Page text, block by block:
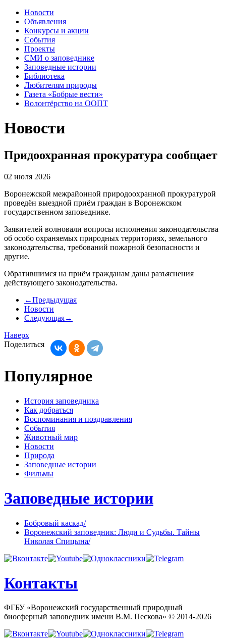
Новости
Объявления
Конкурсы и акции
События
Проекты
СМИ о заповеднике
Заповедные истории
Библиотека
Любителям природы
Газета «Бобрые вести»
Волонтёрство на ООПТ
Новости
Придоохранная прокуратура сообщает
02 июля 2026
Воронежской межрайонной природоохранной прокуратурой
проведён выездной приём граждан в Воронежском
государственном заповеднике.
Заявителей волновали вопросы исполнения законодательства
об особо охраняемых природных территориях, земельного
законодательства, требований пожарной безопасности и
другие.
Обратившимся на приём гражданам даны разъяснения
действующего законодательства.
←Предыдущая
Новости
Следующая→
Наверх
Поделиться
Популярное
История заповедника
Как добраться
Воспоминания и поздравления
События
Животный мир
Новости
Природа
Заповедные истории
Фильмы
Заповедные истории
Бобровый каскад/
Воронежский заповедник: Люди и Судьбы. Тайны
Николая Спицына/
Контакты
ФГБУ «Воронежский государственный природный
биосферный заповедник имени В.М. Пескова» © 2014-2026